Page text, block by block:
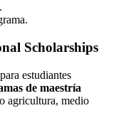
Scholarships
estudiantes
de maestría
agricultura, medio